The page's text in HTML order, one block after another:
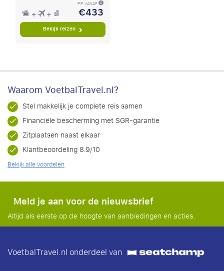
P.P. VANAF
€433
Bekijk reizen
Waarom VoetbalTravel.nl?
Stel makkelijk je complete reis samen
Financiële bescherming met SGR-garantie
Zitplaatsen naast elkaar
Klantbeoordeling 8.9/10
Bekijk alle voordelen
Meld je aan voor de nieuwsbrief
Altijd als eerste op de hoogte van aanbiedingen en acties.
VoetbalTravel.nl onderdeel van